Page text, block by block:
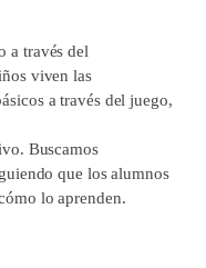
a través del
viven las
a través del juego,
Buscamos
que los alumnos
lo aprenden.